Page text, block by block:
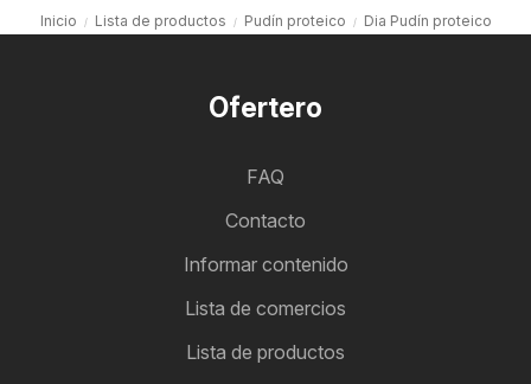
Inicio Lista de productos Pudín proteico Dia Pudín proteico
Ofertero
FAQ
Contacto
Informar contenido
Lista de comercios
Lista de productos